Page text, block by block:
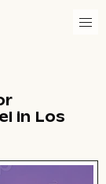
in Los